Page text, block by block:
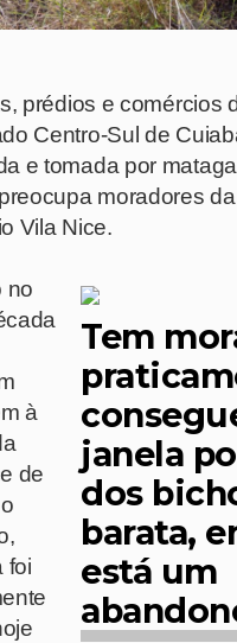
prédios e comércios
Centro-Sul de
e tomada por
moradores
Vila Nice.
Tem
janela
dos
barata,
está um
no
à
de
foi